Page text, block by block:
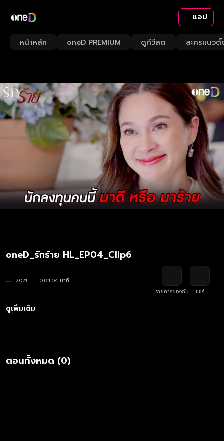
แอป
หน้าหลัก oneD PREMIUM ดูทีวีสด ละครแนวตั้
oneD_รักร้าย HL_EP04_Clip6
2021
0:04:04 นาที
รายการของฉัน
แชร์
ดูเพิ่มเติม
ตอนทั้งหมด (0)